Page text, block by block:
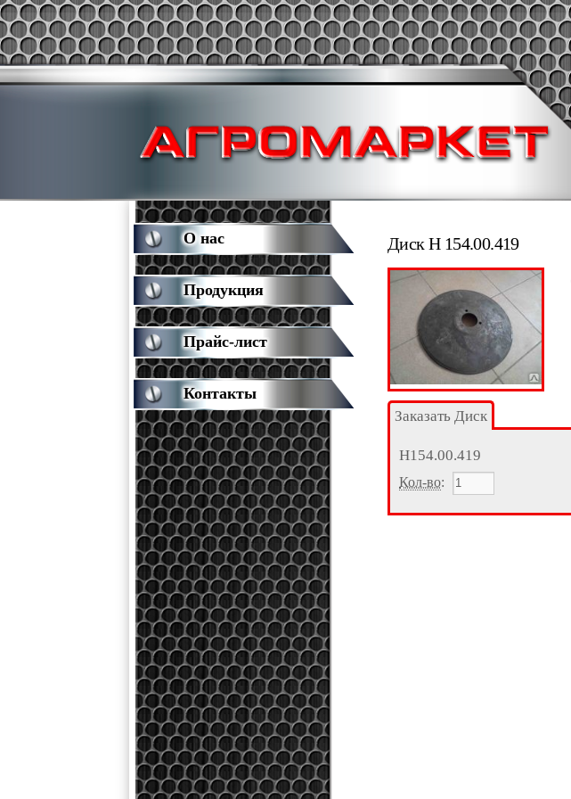
Диск Н 154.00.419
Заказать Диск
Н154.00.419
Кол-во:
О нас
Продукция
Прайс-лист
Контакты